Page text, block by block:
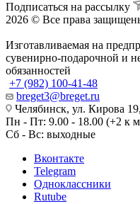
Подписаться на рассылку
2026 © Все права
Изготавливаемая на
сувенирно-подарочной и
обязанностей
+7 (982) 100-41-48
breget3@breget.ru
Челябинск, ул. Кирова
Пн - Пт: 9.00 - 18.00 (+2 к
Сб - Вс: выходные
Вконтакте
Telegram
Одноклассники
Rutube